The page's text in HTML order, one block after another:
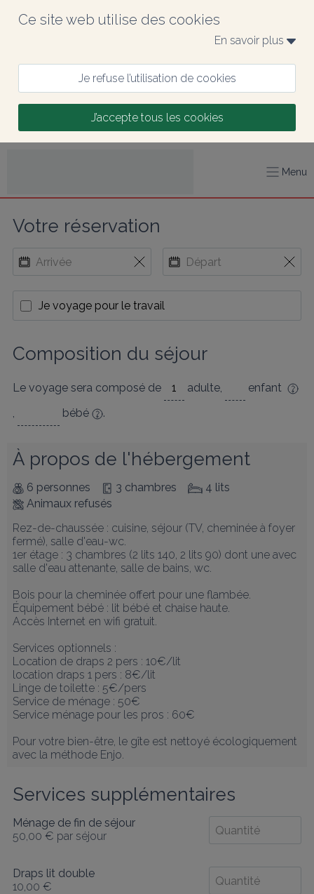
Ce site web utilise des cookies
En savoir plus
Je refuse l’utilisation de cookies
J’accepte tous les cookies
Menu
Votre réservation
Je voyage pour le travail
Composition du séjour
Le voyage sera composé de adulte,
enfant
,
bébé .
À propos de l'hébergement
6 personnes 3 chambres
4 lits
Animaux refusés
Rez-de-chaussée : cuisine, séjour (TV, cheminée à foyer
fermé), salle d'eau-wc.
1er étage : 3 chambres (2 lits 140, 2 lits 90) dont une avec
salle d'eau attenante, salle de bains, wc.
Bois pour la cheminée offert pour une flambée.
Équipement bébé : lit bébé et chaise haute.
Accès Internet en wifi gratuit.
Services optionnels :
Location de draps 2 pers : 10€/lit
location draps 1 pers : 8€/lit
Linge de toilette : 5€/pers
Service de ménage : 50€
Service ménage pour les pros : 60€
Pour votre bien-être, le gîte est nettoyé écologiquement
avec la méthode Enjo.
Services supplémentaires
Ménage de fin de séjour
50,00 € par séjour
Draps lit double
10,00 €